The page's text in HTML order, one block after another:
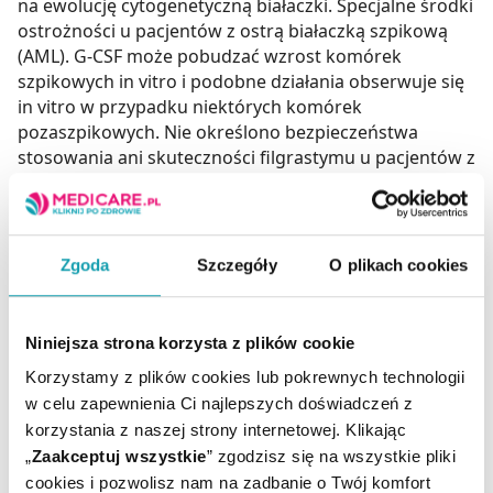
Zgoda Szczegóły O plikach cookies
Niniejsza strona korzysta z plików cookie
Korzystamy z plików cookies lub pokrewnych technologii
w celu zapewnienia Ci najlepszych doświadczeń z
korzystania z naszej strony internetowej. Klikając
„Zaakceptuj wszystkie” zgodzisz się na wszystkie pliki
cookies i pozwolisz nam na zadbanie o Twój komfort